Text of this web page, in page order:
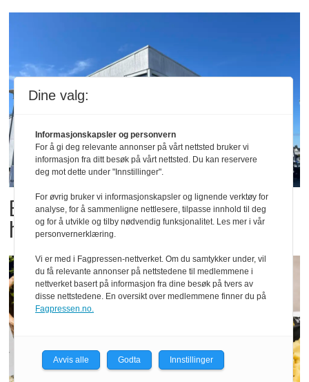
Butikktesten: Slitent, men
hyggelig
Dine valg:
Informasjonskapsler og personvern
For å gi deg relevante annonser på vårt nettsted bruker vi
informasjon fra ditt besøk på vårt nettsted. Du kan reservere
deg mot dette under "Innstillinger".
For øvrig bruker vi informasjonskapsler og lignende verktøy for
analyse, for å sammenligne nettlesere, tilpasse innhold til deg
og for å utvikle og tilby nødvendig funksjonalitet. Les mer i vår
personvernerklæring.
Vi er med i Fagpressen-nettverket. Om du samtykker under, vil
du få relevante annonser på nettstedene til medlemmene i
nettverket basert på informasjon fra dine besøk på tvers av
disse nettstedene. En oversikt over medlemmene finner du på
Fagpressen.no.
Avvis alle Godta Innstillinger